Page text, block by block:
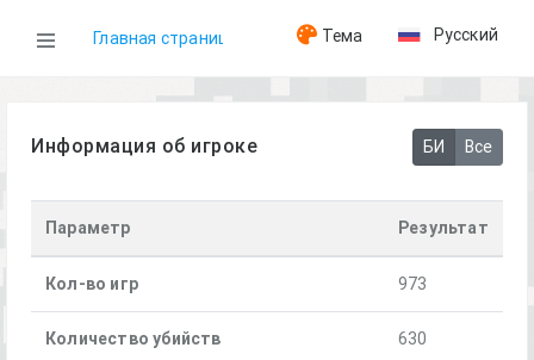
Главная страница Тема Русский
Информация об игроке БИ Все
Параметр Результат
Кол-во игр 973
Количество убийств 630